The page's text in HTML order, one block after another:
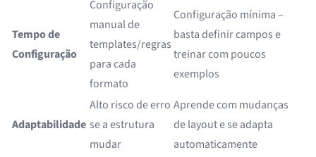
Tempo de
Configuração
Configuração
manual de
templates/regras
para cada
formato
Configuração mínima –
basta definir campos e
treinar com poucos
exemplos
Adaptabilidade
Alto risco de erro
se a estrutura
mudar
Aprende com mudanças
de layout e se adapta
automaticamente